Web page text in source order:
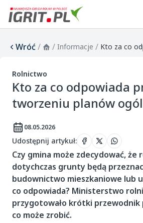
Wróć/ / Informacje /
Rolnictwo
Kto za co odpowiada
tworzeniu planów
08.05.2026
Udostępnij artykuł:
Czy gmina może zdecydować, że
dotychczas grunty będą
budownictwo mieszkaniowe lub
co odpowiada? Ministerstwo
przygotowało krótki przewodnik
co może zrobić.